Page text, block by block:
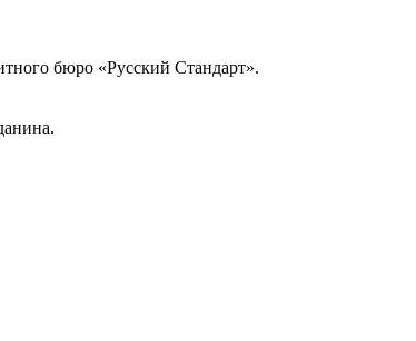
бюро «Русский Стандарт».